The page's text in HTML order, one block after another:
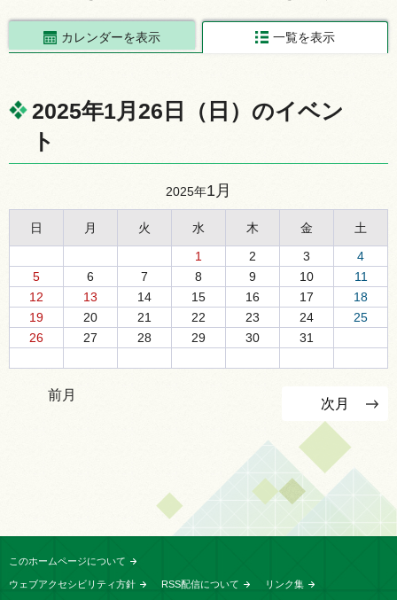
カレンダーを表示 一覧を表示
2025年1月26日（日）のイベン
ト
2025年1月
日 月 火 水 木 金
土
1
2 3
4
5
6 7 8 9 10
11
12
13 14 15 16 17
18
19
20 21 22 23 24
25
26
27 28 29 30 31
前月
次月
このホームページについて
ウェブアクセシビリティ方針 RSS配信について リンク集